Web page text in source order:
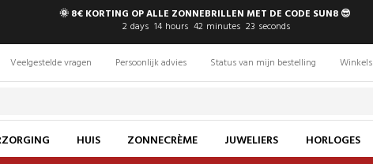
🌞 8€ KORTING OP ALLE ZONNEBRILLEN MET DE CODE SUN8 😎
2 days 14 hours 42 minutes 22 seconds
Veelgestelde vragen Persoonlijk advies Status van mijn bestelling Winkels
HUIS ZONNECRÈME JUWELIERS HORLOGES